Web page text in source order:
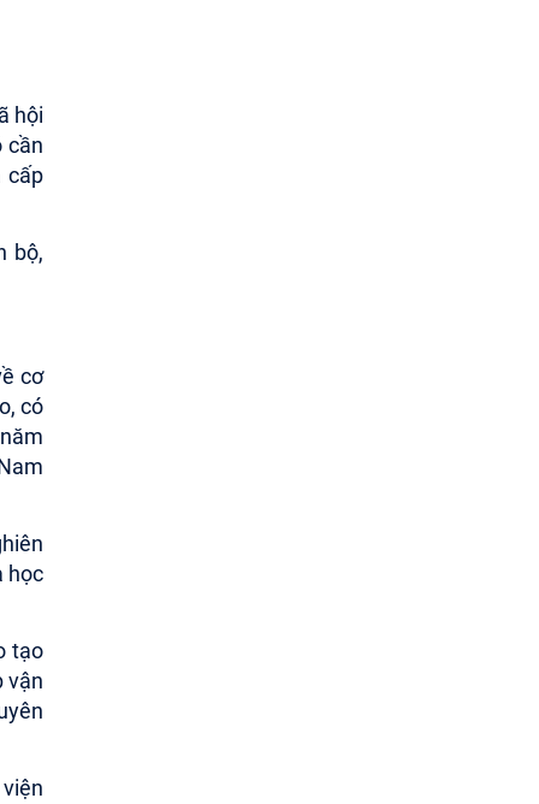
hội
cần
cấp
bộ,
cơ
có
học
tạo
vận